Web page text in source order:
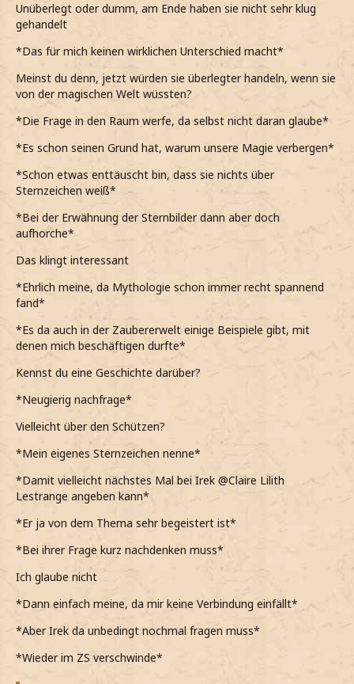
Unüberlegt oder dumm, am Ende haben sie nicht sehr klug
gehandelt
*Das für mich keinen wirklichen Unterschied macht*
Meinst du denn, jetzt würden sie überlegter handeln, wenn sie
von der magischen Welt wüssten?
*Die Frage in den Raum werfe, da selbst nicht daran glaube*
*Es schon seinen Grund hat, warum unsere Magie verbergen*
*Schon etwas enttäuscht bin, dass sie nichts über
Sternzeichen weiß*
*Bei der Erwähnung der Sternbilder dann aber doch
aufhorche*
Das klingt interessant
*Ehrlich meine, da Mythologie schon immer recht spannend
fand*
*Es da auch in der Zaubererwelt einige Beispiele gibt, mit
denen mich beschäftigen durfte*
Kennst du eine Geschichte darüber?
*Neugierig nachfrage*
Vielleicht über den Schützen?
*Mein eigenes Sternzeichen nenne*
*Damit vielleicht nächstes Mal bei Irek @Claire Lilith
Lestrange angeben kann*
*Er ja von dem Thema sehr begeistert ist*
*Bei ihrer Frage kurz nachdenken muss*
Ich glaube nicht
*Dann einfach meine, da mir keine Verbindung einfällt*
*Aber Irek da unbedingt nochmal fragen muss*
*Wieder im ZS verschwinde*